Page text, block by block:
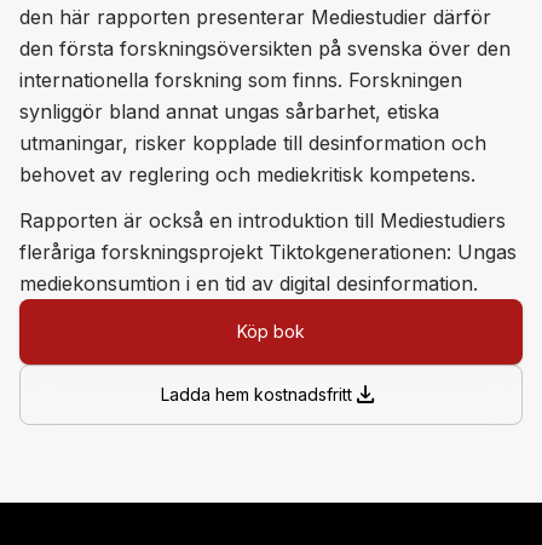
den här rapporten presenterar Mediestudier därför
den första forskningsöversikten på svenska över den
internationella forskning som finns. Forskningen
synliggör bland annat ungas sårbarhet, etiska
utmaningar, risker kopplade till desinformation och
behovet av reglering och mediekritisk kompetens.
Rapporten är också en introduktion till Mediestudiers
fleråriga forskningsprojekt Tiktokgenerationen: Ungas
mediekonsumtion i en tid av digital desinformation.
Köp bok
Ladda hem kostnadsfritt download